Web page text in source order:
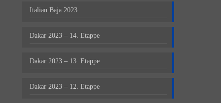
Italian Baja 2023
Dakar 2023 – 14. Etappe
Dakar 2023 – 13. Etappe
Dakar 2023 – 12. Etappe